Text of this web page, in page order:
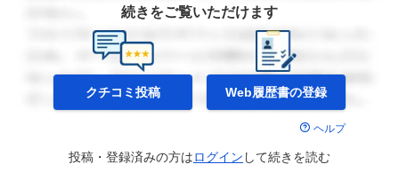
続きをご覧いただけます
クチコミ投稿 Web履歴書の登録
ヘルプ
投稿・登録済みの方はログイン して続きを読む